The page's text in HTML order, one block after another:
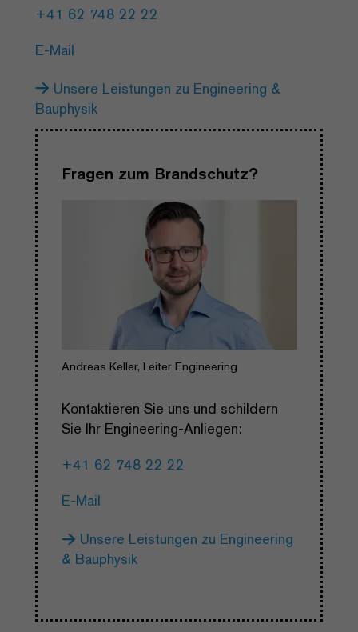
+41 62 748 22 22
E-Mail
Unsere Leistungen zu Engineering &
Bauphysik
Fragen zum Brandschutz?
Andreas Keller, Leiter Engineering
Kontaktieren Sie uns und schildern
Sie Ihr Engineering-Anliegen:
+41 62 748 22 22
E-Mail
Unsere Leistungen zu Engineering
& Bauphysik